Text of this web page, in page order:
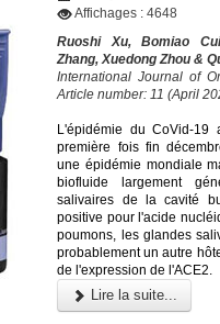
Affichages : 4648
Ruoshi Xu, Bomiao
Zhang, Xuedong Zhou &
International Journal of
Article number: 11 (April
L'épidémie du CoVid-
première fois fin
une épidémie mondiale
biofluide largement
salivaires de la cavité
positive pour l'acide
poumons, les glandes
probablement un autre
de l'expression de l'ACE2.
Lire la suite...